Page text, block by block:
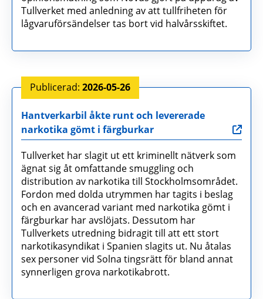
Tullverket med anledning av att tullfriheten för
lågvaruförsändelser tas bort vid halvårsskiftet.
2026-05-26
Hantverkarbil åkte runt och levererade
narkotika gömt i färgburkar
Tullverket har slagit ut ett kriminellt nätverk som
ägnat sig åt omfattande smuggling och
distribution av narkotika till Stockholmsområdet.
Fordon med dolda utrymmen har tagits i beslag
och en avancerad variant med narkotika gömt i
färgburkar har avslöjats. Dessutom har
Tullverkets utredning bidragit till att ett stort
narkotikasyndikat i Spanien slagits ut. Nu åtalas
sex personer vid Solna tingsrätt för bland annat
synnerligen grova narkotikabrott.